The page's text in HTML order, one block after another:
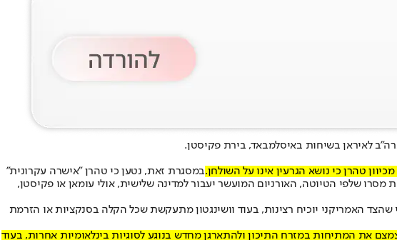
לאיראן בשיחות באיסלמבאד, בירת פקיסטן.
במסגרת זאת, נטען כי טהרן "אישרה עקרונית"
שלפי הטיוטה, האורניום המועשר יעבור למדינה שלישית, אולי עומאן או פקיסטן,
האמריקני יוכיח רצינות, בעוד וושינגטון מתעקשת שכל הקלה בסנקציות או הזרמת
את המתיחות במזרח התיכון ולהתארגן מחדש בנוגע לסוגיות בינלאומיות אחרות, בעוד